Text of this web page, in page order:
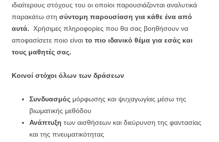
ιδιαίτερους στόχους του οι οποίοι παρουσιάζονται αναλυτικά
παρακάτω στη σύντομη παρουσίαση για κάθε ένα από
αυτά.
Χρήσιμες πληροφορίες που θα σας βοηθήσουν να
αποφασίσετε ποιο είναι το πιο ιδανικό θέμα για εσάς και
τους μαθητές σας.
Κοινοί στόχοι όλων των δράσεων
Συνδυασμός μόρφωσης και ψυχαγωγίας μέσω της
βιωματικής μεθόδου
Ανάπτυξη των αισθήσεων και διεύρυνση της φαντασίας
και της πνευματικότητας